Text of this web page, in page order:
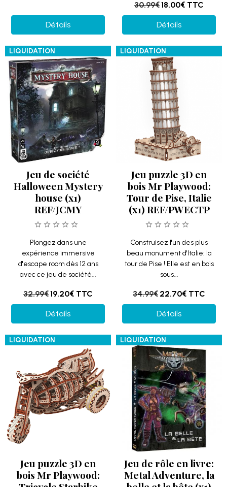
Détails
30.99€18.00€ TTC
Détails
LIQUIDATION
Jeu de société
Halloween Mystery
house (x1)
REF/JCMY
Plongez dans une
expérience immersive
d'escape room dès 12 ans
avec ce jeu de société...
32.99€19.20€ TTC
Détails
LIQUIDATION
Jeu puzzle 3D en
bois Mr Playwood:
Tour de Pise, Italie
(x1) REF/PWECTP
Construisez l'un des plus
beau monument d'Italie: la
tour de Pise ! Elle est en bois
sous...
34.99€ 22.70€ TTC
Détails
LIQUIDATION
Jeu puzzle 3D en
bois Mr Playwood:
LIQUIDATION
Jeu de rôle en livre:
Metal Adventure, la